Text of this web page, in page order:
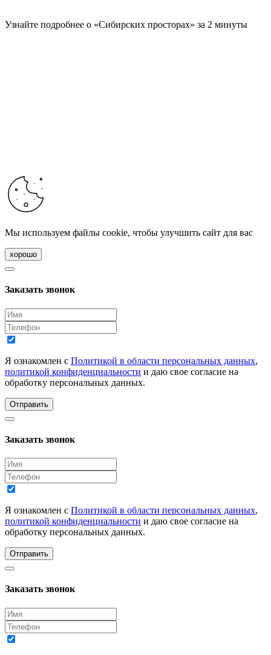
Узнайте подробнее о «Сибирских просторах» за 2 минуты
Мы используем файлы cookie, чтобы улучшить сайт для вас
хорошо
Заказать звонок
Я ознакомлен с Политикой в области персональных данных,
политикой конфиденциальности и даю свое согласие на
обработку персональных данных.
Отправить
Заказать звонок
Я ознакомлен с Политикой в области персональных данных,
политикой конфиденциальности и даю свое согласие на
обработку персональных данных.
Отправить
Заказать звонок